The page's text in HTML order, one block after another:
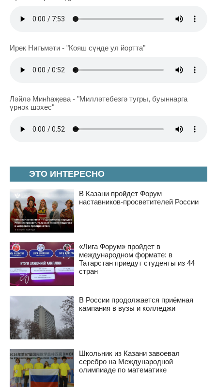
ЭТО ИНТЕРЕСНО
В Казани пройдет Форум
наставников-просветителей России
«Лига Форум» пройдет в
международном формате: в
Татарстан приедут студенты из 44
стран
В России продолжается приёмная
кампания в вузы и колледжи
Школьник из Казани завоевал
серебро на Международной
олимпиаде по математике
Ирек Нигъмәти - "Кояш сүнде ул йортта"
Ләйлә Минһаҗева - "Милләтебезгә тугры, буыннарга
үрнәк шәхес"